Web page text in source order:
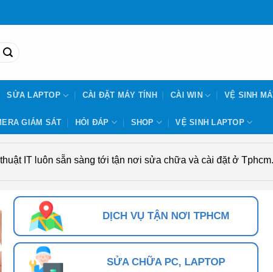
SỬA LAPTOP CÀI ĐẶT MÁY TÍNH CÀI WIN VỆ SINH
GIÁM SÁT HỎI ĐÁP SHOP VỆ SINH LAPTOP
IT luôn sẵn sàng tới tận nơi sửa chữa và cài đặt ở
DỊCH VỤ TẬN NƠI TPHCM
SỬA CHỮA PC, LAPTOP